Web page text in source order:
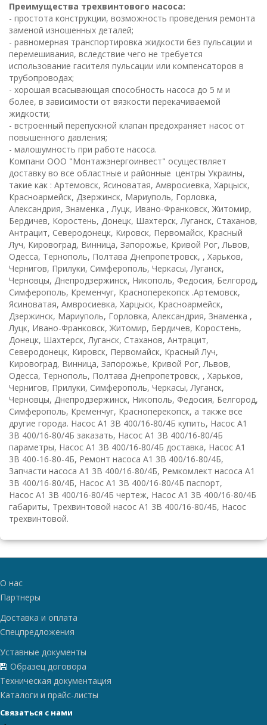
Преимущества трехвинтового насоса:
- простота конструкции, возможность проведения ремонта
заменой изношенных деталей;
- равномерная транспортировка жидкости без пульсации и
перемешивания, вследствие чего не требуется
использование гасителя пульсации или компенсаторов в
трубопроводах;
- хорошая всасывающая способность насоса до 5 м и
более, в зависимости от вязкости перекачиваемой
жидкости;
- встроенный перепускной клапан предохраняет насос от
повышенного давления;
- малошумность при работе насоса.
Компани ООО "Монтажэнергоинвест" осуществляет
доставку во все областные и районные центры Украины,
такие как : Артемовск, Ясиноватая, Амвросиевка, Харцыск,
Красноармейск, Дзержинск, Мариуполь, Горловка,
Александрия, Знаменка , Луцк, Ивано-Франковск, Житомир,
Бердичев, Коростень, Донецк, Шахтерск, Луганск, Стаханов,
Антрацит, Северодонецк, Кировск, Первомайск, Красный
Луч, Кировоград, Винница, Запорожье, Кривой Рог, Львов,
Одесса, Тернополь, Полтава Днепропетровск, , Харьков,
Чернигов, Прилуки, Симферополь, Черкасы, Луганск,
Черновцы, Днепродзержинск, Никополь, Федосия, Белгород,
Симферополь, Кременчуг, Красноперекопск .Артемовск,
Ясиноватая, Амвросиевка, Харцыск, Красноармейск,
Дзержинск, Мариуполь, Горловка, Александрия, Знаменка ,
Луцк, Ивано-Франковск, Житомир, Бердичев, Коростень,
Донецк, Шахтерск, Луганск, Стаханов, Антрацит,
Северодонецк, Кировск, Первомайск, Красный Луч,
Кировоград, Винница, Запорожье, Кривой Рог, Львов,
Одесса, Тернополь, Полтава Днепропетровск, , Харьков,
Чернигов, Прилуки, Симферополь, Черкасы, Луганск,
Черновцы, Днепродзержинск, Никополь, Федосия, Белгород,
Симферополь, Кременчуг, Красноперекопск, а также все
другие города. Насос А1 3В 400/16-80/4Б купить, Насос А1
3В 400/16-80/4Б заказать, Насос А1 3В 400/16-80/4Б
параметры, Насос А1 3В 400/16-80/4Б доставка, Насос А1
3В 400-16-80-4Б, Ремонт насоса А1 3В 400/16-80/4Б,
Запчасти насоса А1 3В 400/16-80/4Б, Ремкомлект насоса А1
3В 400/16-80/4Б, Насос А1 3В 400/16-80/4Б паспорт,
Насос А1 3В 400/16-80/4Б чертеж, Насос А1 3В 400/16-80/4Б
габариты, Трехвинтовой насос А1 3В 400/16-80/4Б, Насос
трехвинтовой.
О нас
Партнеры
Доставка и оплата
Спецпредложения
Уставные документы
Образец договора
Техническая документация
Каталоги и прайс-листы
Связаться с нами